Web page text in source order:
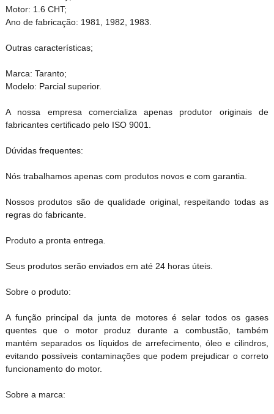
Motor: 1.6 CHT;
Ano de fabricação: 1981, 1982, 1983.
Outras características;
Marca: Taranto;
Modelo: Parcial superior.
A nossa empresa comercializa apenas produtor originais de
fabricantes certificado pelo ISO 9001.
Dúvidas frequentes:
Nós trabalhamos apenas com produtos novos e com garantia.
Nossos produtos são de qualidade original, respeitando todas as
regras do fabricante.
Produto a pronta entrega.
Seus produtos serão enviados em até 24 horas úteis.
Sobre o produto:
A função principal da junta de motores é selar todos os gases
quentes que o motor produz durante a combustão, também
mantém separados os líquidos de arrefecimento, óleo e cilindros,
evitando possíveis contaminações que podem prejudicar o correto
funcionamento do motor.
Sobre a marca: